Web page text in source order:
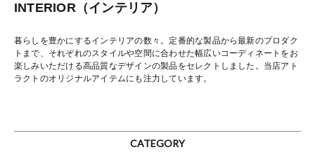
INTERIOR（インテリア）
暮らしを豊かにするインテリアの数々。定番的な製品から最新のプロダク
トまで、それぞれのスタイルや空間に合わせた幅広いコーディネートをお
楽しみいただける高品質なデザインの製品をセレクトしました。当店アト
ラクトのオリジナルアイテムにも注力しています。
CATEGORY